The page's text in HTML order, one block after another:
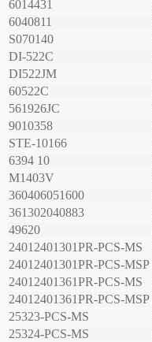
6014431
6040811
S070140
DI-522C
DI522JM
60522C
561926JC
9010358
STE-10166
6394 10
M1403V
360406051600
361302040883
49620
24012401301PR-PCS-MS
24012401301PR-PCS-MSP
24012401361PR-PCS-MS
24012401361PR-PCS-MSP
25323-PCS-MS
25324-PCS-MS